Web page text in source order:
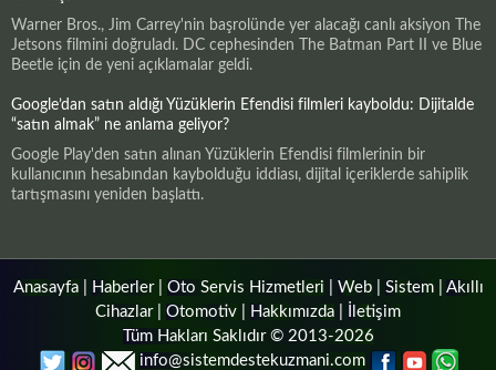
Warner Bros., Jim Carrey'nin başrolünde yer alacağı canlı aksiyon The
Jetsons filmini doğruladı. DC cephesinden The Batman Part II ve Blue
Beetle için de yeni açıklamalar geldi.
Google’dan satın aldığı Yüzüklerin Efendisi filmleri kayboldu: Dijitalde
“satın almak” ne anlama geliyor?
Google Play'den satın alınan Yüzüklerin Efendisi filmlerinin bir
kullanıcının hesabından kaybolduğu iddiası, dijital içeriklerde sahiplik
tartışmasını yeniden başlattı.
Anasayfa| Haberler| Oto Servis Hizmetleri Web| Sistem| Akıllı
Cihazlar| Otomotiv Hakkımızda
İletişim
Tüm Hakları Saklıdır © 2013-2026
info@sistemdestekuzmani.com